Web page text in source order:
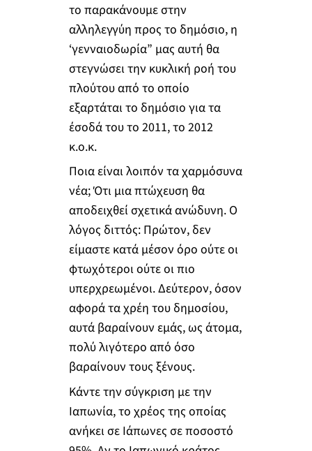
το παρακάνουμε στην
αλληλεγγύη προς το δημόσιο, η
‘γενναιοδωρία” μας αυτή θα
στεγνώσει την κυκλική ροή του
πλούτου από το οποίο
εξαρτάται το δημόσιο για τα
έσοδά του το 2011, το 2012
κ.ο.κ.
Ποια είναι λοιπόν τα χαρμόσυνα
νέα; Ότι μια πτώχευση θα
αποδειχθεί σχετικά ανώδυνη. Ο
λόγος διττός: Πρώτον, δεν
είμαστε κατά μέσον όρο ούτε οι
φτωχότεροι ούτε οι πιο
υπερχρεωμένοι. Δεύτερον, όσον
αφορά τα χρέη του δημοσίου,
αυτά βαραίνουν εμάς, ως άτομα,
πολύ λιγότερο από όσο
βαραίνουν τους ξένους.
Κάντε την σύγκριση με την
Ιαπωνία, το χρέος της οποίας
ανήκει σε Ιάπωνες σε ποσοστό